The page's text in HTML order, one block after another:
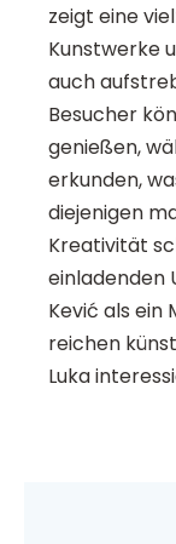
zeigt eine
Kunstwerke
auch
Besucher
genießen,
erkunden,
diejenigen
Kreativität
einladenden
Kević als ein
reichen
Luka